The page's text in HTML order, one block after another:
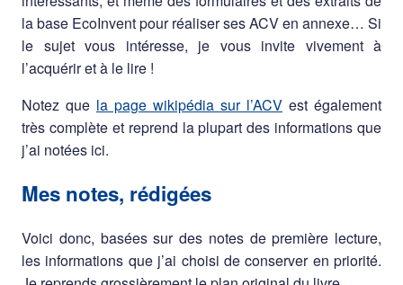
la base EcoInvent pour réaliser ses ACV en annexe… Si
le sujet vous intéresse, je vous invite vivement à
l’acquérir et à le lire !
Notez que la page wikipédia sur l’ACV est également
très complète et reprend la plupart des informations que
j’ai notées ici.
Mes notes, rédigées
Voici donc, basées sur des notes de première lecture,
les informations que j’ai choisi de conserver en priorité.